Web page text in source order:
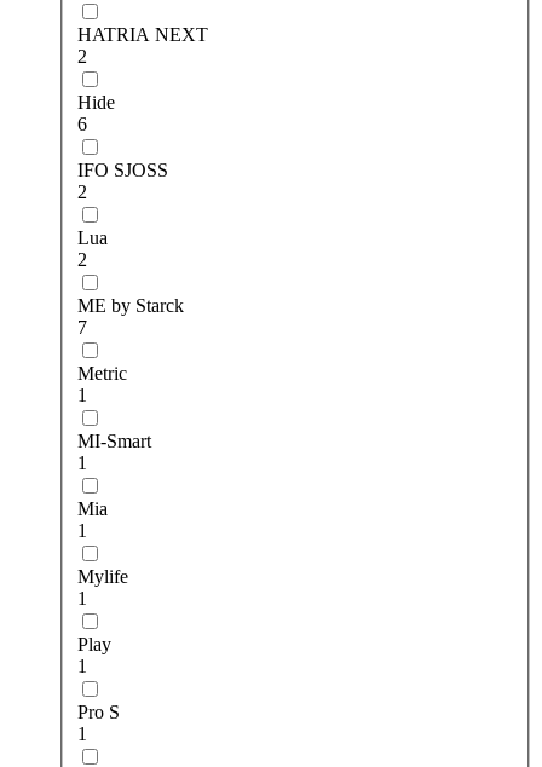
HATRIA NEXT
2
Hide
6
IFO SJOSS
2
Lua
2
ME by Starck
7
Metric
1
MI-Smart
1
Mia
1
Mylife
1
Play
1
Pro S
1